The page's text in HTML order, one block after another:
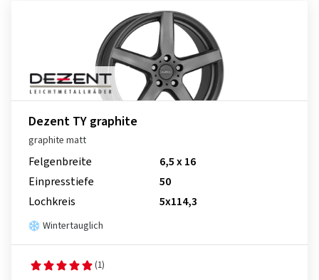
Dezent TY graphite
graphite matt
Felgenbreite
6,5 x 16
Einpresstiefe
50
Lochkreis
5x114,3
Wintertauglich
(1)